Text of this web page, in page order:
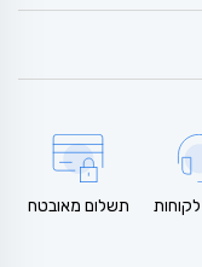
תשלום מאובטח